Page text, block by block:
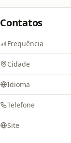
Contatos
Frequência
Cidade
Idioma
Telefone
Site